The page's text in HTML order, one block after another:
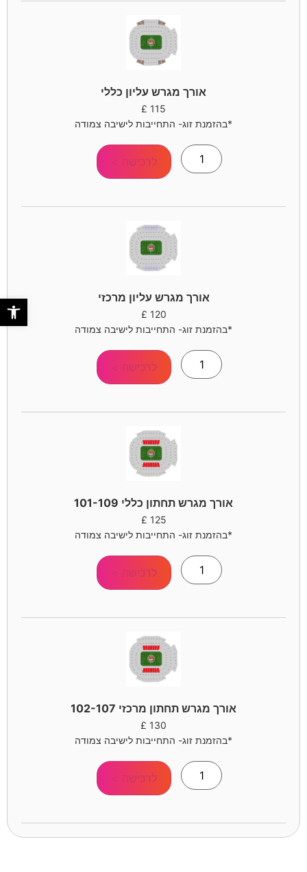
אורך מגרש עליון כללי
115
£
*בהזמנת זוג- התחייבות לישיבה צמודה
לרכישה >
אורך מגרש עליון מרכזי
120
£
*בהזמנת זוג- התחייבות לישיבה צמודה
לרכישה >
אורך מגרש תחתון כללי 101-109
125
£
*בהזמנת זוג- התחייבות לישיבה צמודה
לרכישה >
אורך מגרש תחתון מרכזי 102-107
130
£
*בהזמנת זוג- התחייבות לישיבה צמודה
לרכישה >
פתח